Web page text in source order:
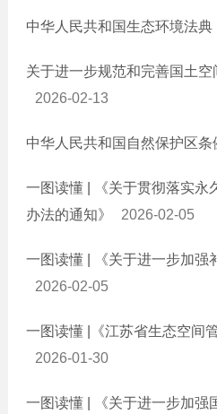
中华人民共和国生态环境法典
关于进一步规范和完善国土
2026-02-13
中华人民共和国自然保护区条
一图读懂 | 《关于贯彻落实永
办法的通知》
2026-02-05
一图读懂 | 《关于进一步加强
2026-02-05
一图读懂 |《江苏省生态空间
2026-01-30
一图读懂 | 《关于进一步加强